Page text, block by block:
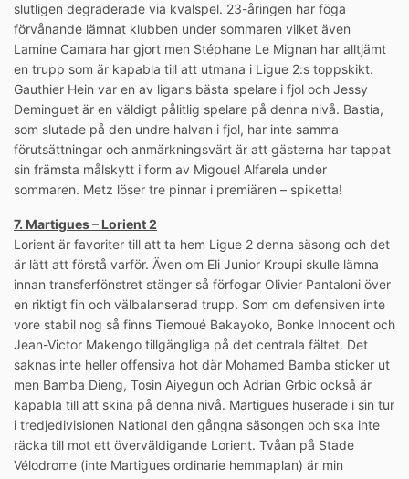
slutligen degraderade via kvalspel. 23-åringen har föga
förvånande lämnat klubben under sommaren vilket även
Lamine Camara har gjort men Stéphane Le Mignan har alltjämt
en trupp som är kapabla till att utmana i Ligue 2:s toppskikt.
Gauthier Hein var en av ligans bästa spelare i fjol och Jessy
Deminguet är en väldigt pålitlig spelare på denna nivå. Bastia,
som slutade på den undre halvan i fjol, har inte samma
förutsättningar och anmärkningsvärt är att gästerna har tappat
sin främsta målskytt i form av Migouel Alfarela under
sommaren. Metz löser tre pinnar i premiären – spiketta!
7. Martigues – Lorient 2
Lorient är favoriter till att ta hem Ligue 2 denna säsong och det
är lätt att förstå varför. Även om Eli Junior Kroupi skulle lämna
innan transferfönstret stänger så förfogar Olivier Pantaloni över
en riktigt fin och välbalanserad trupp. Som om defensiven inte
vore stabil nog så finns Tiemoué Bakayoko, Bonke Innocent och
Jean-Victor Makengo tillgängliga på det centrala fältet. Det
saknas inte heller offensiva hot där Mohamed Bamba sticker ut
men Bamba Dieng, Tosin Aiyegun och Adrian Grbic också är
kapabla till att skina på denna nivå. Martigues huserade i sin tur
i tredjedivisionen National den gångna säsongen och ska inte
räcka till mot ett överväldigande Lorient. Tvåan på Stade
Vélodrome (inte Martigues ordinarie hemmaplan) är min